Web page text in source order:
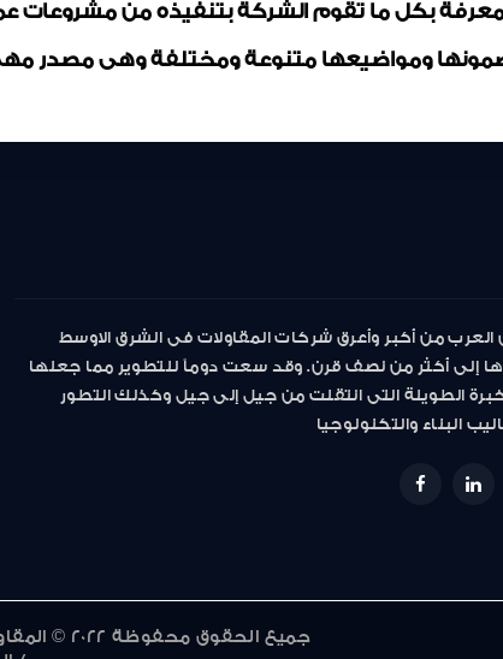
بكل ما تقوم الشركة بتنفيذه من مشروعات
ومواضيعها متنوعة ومختلفة وهى مصدر مهم
العرب من أكبر وأعرق شركات المقاولات فى الشرق الاوسط
إلى أكثر من نصف قرن. وقد سعت دوماً للتطوير مما جعلها
الطويلة التى انتقلت من جيل إلى جيل وكذلك التطور
جميع الحقوق محفوظة 2022 © المقاولون العرب | تصميم مركز معلومات الإدارة العليا